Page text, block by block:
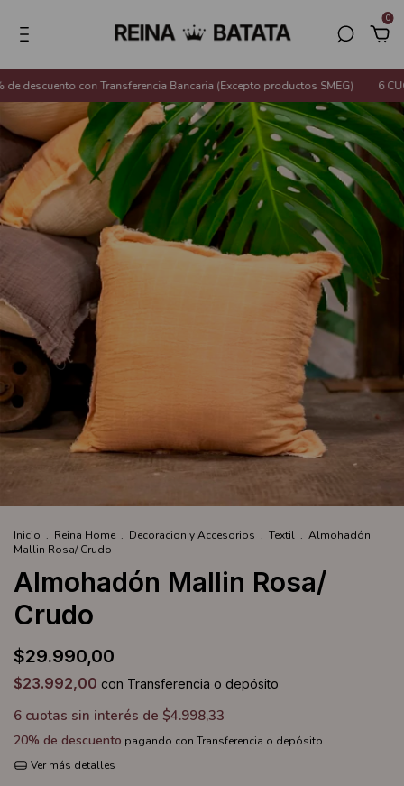
0
descuento con Transferencia Bancaria (Excepto productos SMEG) 6
Inicio . Reina Home . Decoracion y Accesorios . Textil . Almohadón
Mallin Rosa/ Crudo
Almohadón Mallin Rosa/
Crudo
$29.990,00
$23.992,00 con Transferencia o depósito
6 cuotas sin interés de $4.998,33
20% de descuento pagando con Transferencia o depósito
Ver más detalles